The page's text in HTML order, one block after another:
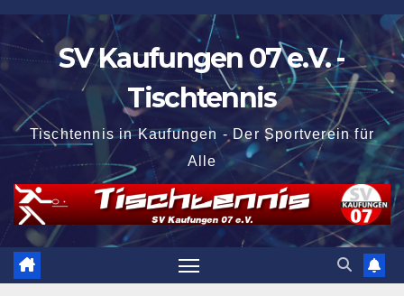
Zum
Inhalt
springen
SV Kaufungen 07 e.V. -
Tischtennis
Tischtennis in Kaufungen - Der Sportverein für
Alle